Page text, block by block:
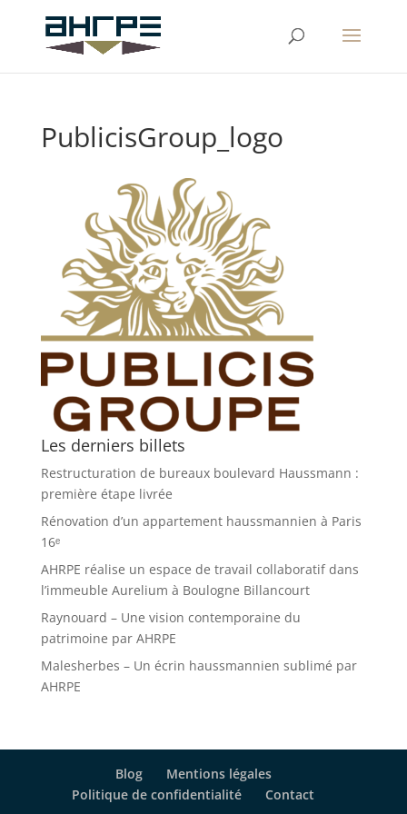
PublicisGroup_logo
Les derniers billets
Restructuration de bureaux boulevard Haussmann :
première étape livrée
Rénovation d’un appartement haussmannien à Paris
16ᵉ
AHRPE réalise un espace de travail collaboratif dans
l’immeuble Aurelium à Boulogne Billancourt
Raynouard – Une vision contemporaine du
patrimoine par AHRPE
Malesherbes – Un écrin haussmannien sublimé par
AHRPE
Blog
Mentions légales
Politique de confidentialité
Contact